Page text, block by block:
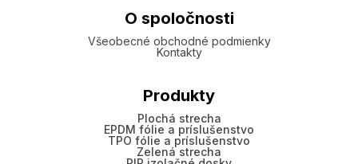
O spoločnosti
Všeobecné obchodné podmienky
Kontakty
Produkty
Plochá strecha
EPDM fólie a príslušenstvo
TPO fólie a príslušenstvo
Zelená strecha